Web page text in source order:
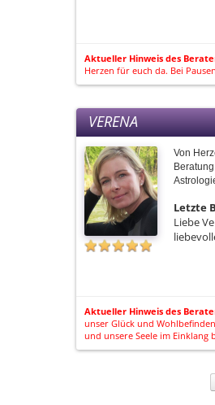
Aktueller Hinweis des
Herzen für euch da. Bei
VERENA
Von
Letzte
Liebe
Aktueller Hinweis des
unser Glück und
und unsere Seele im Einklang